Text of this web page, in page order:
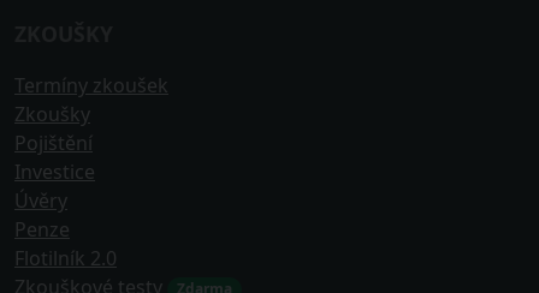
Termíny zkoušek
Zkoušky
Pojištění
Investice
Úvěry
Penze
Flotilník 2.0
Zkouškové testy
Zdarma